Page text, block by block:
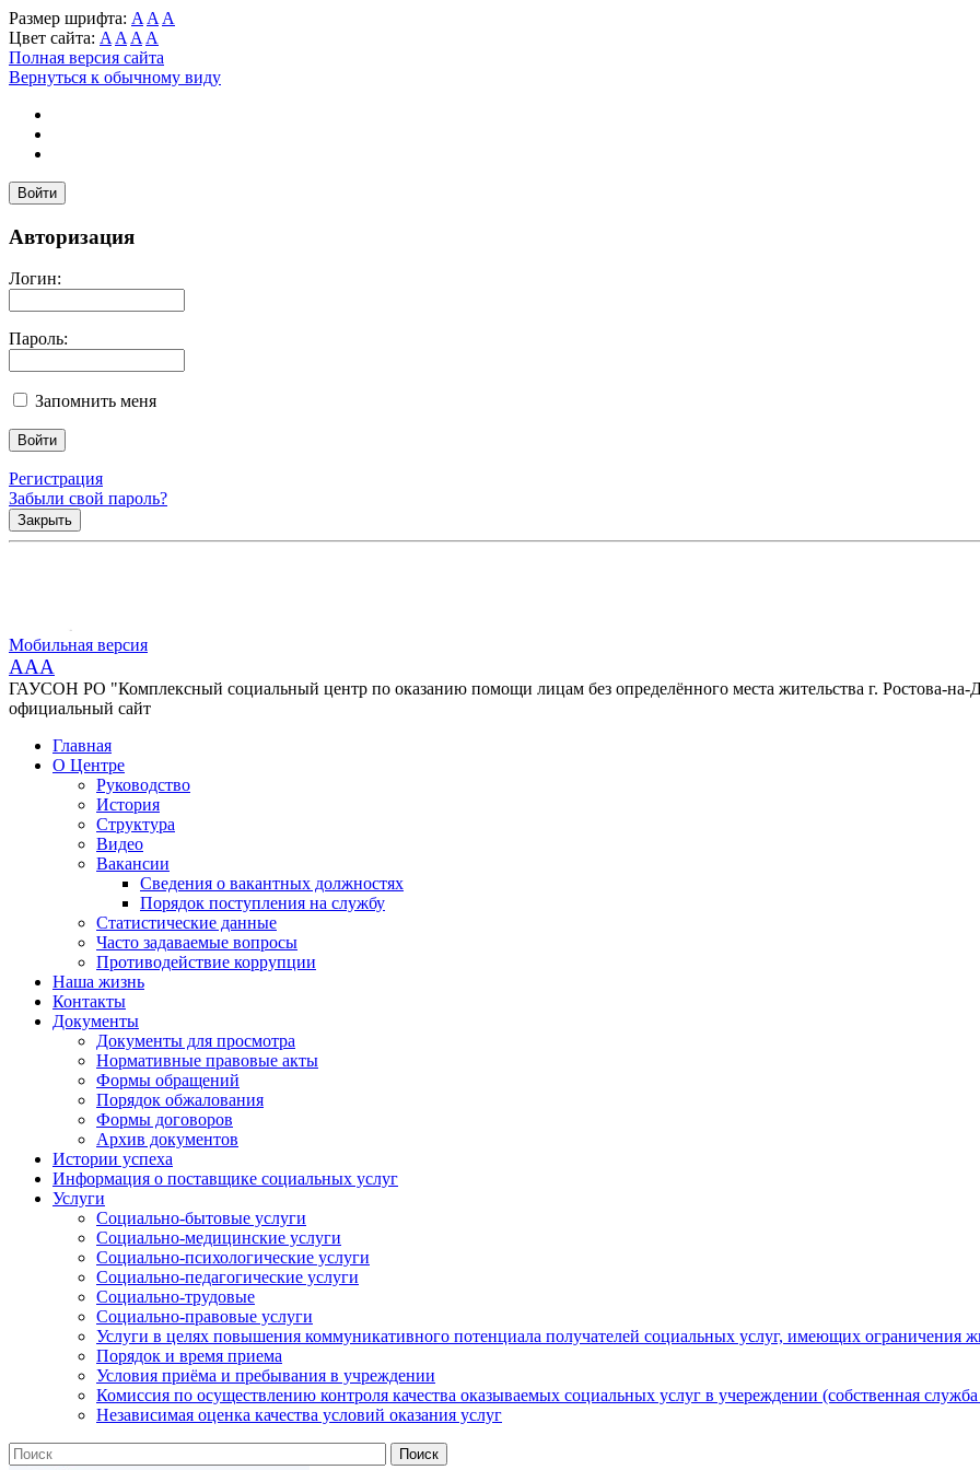
Размер шрифта: A A A
Цвет сайта: A A A A
Полная версия сайта
Вернуться к обычному виду
Войти
Авторизация
Логин:
Пароль:
Запомнить меня
Регистрация
Забыли свой пароль?
Закрыть
Мобильная версия
AAA
ГАУСОН РО "Комплексный социальный центр по оказанию помощи лицам без определённого места жительства г. Ростова-на-
официальный сайт
Главная
О Центре
Руководство
История
Структура
Видео
Вакансии
Сведения о вакантных должностях
Порядок поступления на службу
Статистические данные
Часто задаваемые вопросы
Противодействие коррупции
Наша жизнь
Контакты
Документы
Документы для просмотра
Нормативные правовые акты
Формы обращений
Порядок обжалования
Формы договоров
Архив документов
Истории успеха
Информация о поставщике социальных услуг
Услуги
Социально-бытовые услуги
Социально-медицинские услуги
Социально-психологические услуги
Социально-педагогические услуги
Социально-трудовые
Социально-правовые услуги
Услуги в целях повышения коммуникативного потенциала получателей социальных услуг, имеющих ограничения
Порядок и время приема
Условия приёма и пребывания в учреждении
Комиссия по осуществлению контроля качества оказываемых социальных услуг в учереждении (собственная
Независимая оценка качества условий оказания услуг